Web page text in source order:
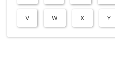
V W X Y